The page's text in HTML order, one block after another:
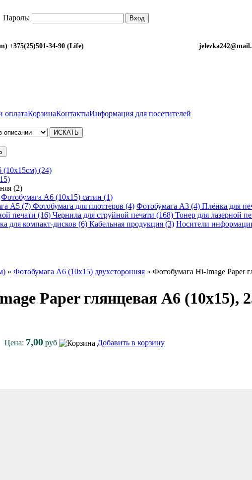
Пароль: Вход
+375(25)501-34-90 (Life)
оплатаКорзинаКонтактыИнформация для посетителей
(10х15см) (24)
(2)
Фотобумага A6 (10х15) сатин (1)
A5 (7) Фотобумага для плоттеров (4) Фотобумага A3 (4) Плёнка для
печати (16) Чернила для струйной печати (168) Тонер для лазерной
для компакт-дисков (6) Кабельная продукция (3) Носители
» Фотобумага A6 (10х15) двухсторонняя » Фотобумага Hi-Image Paper
Paper глянцевая A6 (10х15),
Цена: 7,00 руб Добавить в корзину